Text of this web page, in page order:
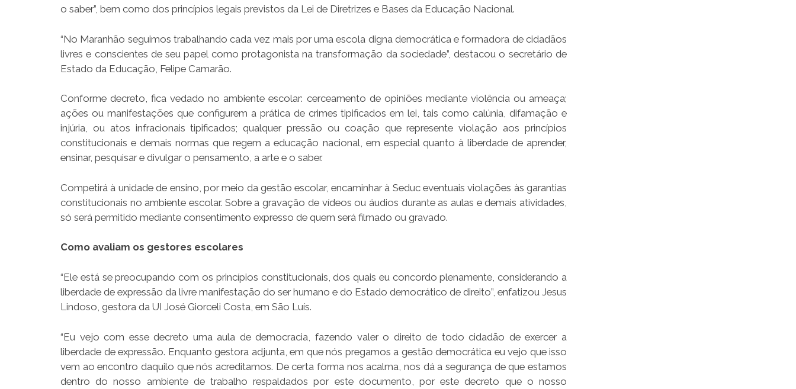
o saber”, bem como dos princípios legais previstos da Lei de Diretrizes e Bases da Educação Nacional.
“No Maranhão seguimos trabalhando cada vez mais por uma escola digna democrática e formadora de cidadãos
livres e conscientes de seu papel como protagonista na transformação da sociedade”, destacou o secretário de
Estado da Educação, Felipe Camarão.
Conforme decreto, fica vedado no ambiente escolar: cerceamento de opiniões mediante violência ou ameaça;
ações ou manifestações que configurem a prática de crimes tipificados em lei, tais como calúnia, difamação e
injúria, ou atos infracionais tipificados; qualquer pressão ou coação que represente violação aos princípios
constitucionais e demais normas que regem a educação nacional, em especial quanto à liberdade de aprender,
ensinar, pesquisar e divulgar o pensamento, a arte e o saber.
Competirá à unidade de ensino, por meio da gestão escolar, encaminhar à Seduc eventuais violações às garantias
constitucionais no ambiente escolar. Sobre a gravação de vídeos ou áudios durante as aulas e demais atividades,
só será permitido mediante consentimento expresso de quem será filmado ou gravado.
Como avaliam os gestores escolares
“Ele está se preocupando com os princípios constitucionais, dos quais eu concordo plenamente, considerando a
liberdade de expressão da livre manifestação do ser humano e do Estado democrático de direito”, enfatizou Jesus
Lindoso, gestora da UI José Giorceli Costa, em São Luís.
“Eu vejo com esse decreto uma aula de democracia, fazendo valer o direito de todo cidadão de exercer a
liberdade de expressão. Enquanto gestora adjunta, em que nós pregamos a gestão democrática eu vejo que isso
vem ao encontro daquilo que nós acreditamos. De certa forma nos acalma, nos dá a segurança de que estamos
dentro do nosso ambiente de trabalho respaldados por este documento, por este decreto que o nosso